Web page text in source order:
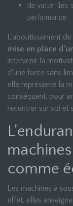
de varier les
performance.
L'aboutissement
mise en place
intervenir la
d'une force sans
elle représente la
conséquent, pour
recentrer sur soi et
comme
Les machines à
effet, elles